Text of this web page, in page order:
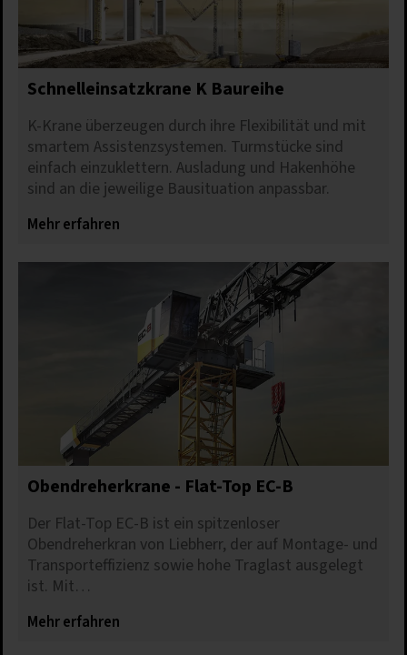
Schnelleinsatzkrane K Baureihe
K-Krane überzeugen durch ihre Flexibilität und mit
smartem Assistenzsystemen. Turmstücke sind
einfach einzuklettern. Ausladung und Hakenhöhe
sind an die jeweilige Bausituation anpassbar.
Mehr erfahren
Obendreherkrane - Flat-Top EC-B
Der Flat-Top EC-B ist ein spitzenloser
Obendreherkran von Liebherr, der auf Montage- und
Transporteffizienz sowie hohe Traglast ausgelegt
ist. Mit…
Mehr erfahren